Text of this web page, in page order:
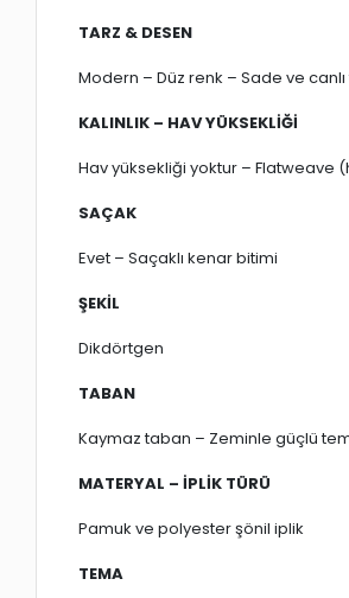
TARZ & DESEN
Modern – Düz renk – Sade ve canlı
KALINLIK – HAV YÜKSEKLİĞİ
Hav yüksekliği yoktur – Flatweave
SAÇAK
Evet – Saçaklı kenar bitimi
ŞEKİL
Dikdörtgen
TABAN
Kaymaz taban – Zeminle güçlü
MATERYAL – İPLİK TÜRÜ
Pamuk ve polyester şönil iplik
TEMA